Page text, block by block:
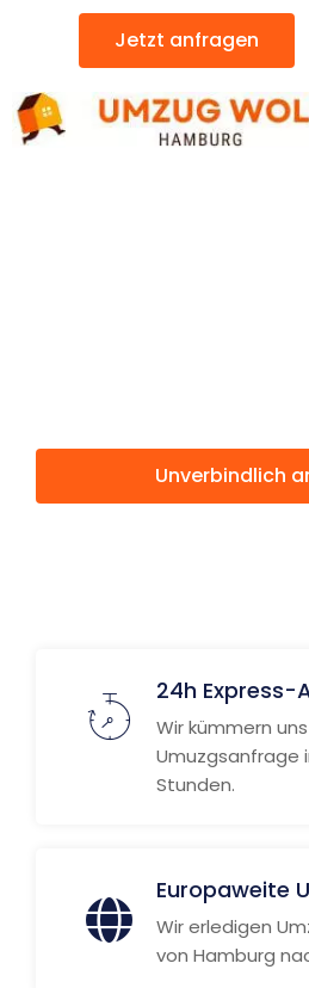
Jetzt anfragen
Unverbindlich
24h Express-
Wir kümmern
Umuzgsanfrage
Stunden.
Europaweite
Wir erledigen
von Hamburg